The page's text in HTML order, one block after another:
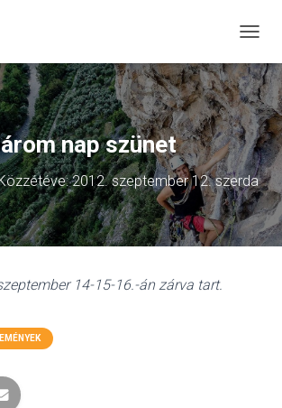
A
V
I
G
Á
C
I
Ó
B
E
nap szünet
2012. szeptember 12. szerda
14-15-16.-án zárva tart.